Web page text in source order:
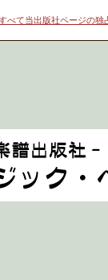
べて当出版社ページの独